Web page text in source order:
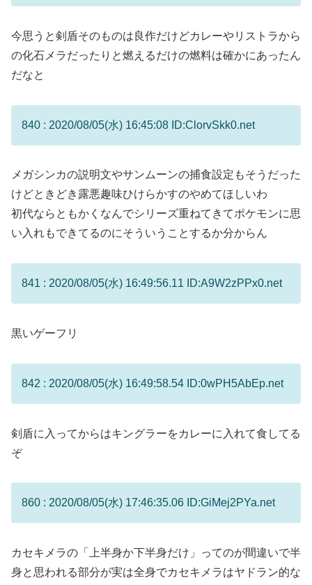
今思うと剣盾そのものは良作だけどカレーやリストラから
の化石メラだったりと燃えるだけの燃料は確かにあったん
だなと
840 : 2020/08/05(水) 16:45:08 ID:ClorvSkk0.net
メガシンカの説明文やサンムーンの捕食設定もそうだった
けどときどき露悪趣味ひけらかすのやめてほしいわ
初代ならともかくなんでシリーズ重ねてきてポケモンに思
い入れもできてるのにそういうことするか分からん
841 : 2020/08/05(水) 16:49:56.11 ID:A9W2zPPx0.net
黒いゲーフリ
842 : 2020/08/05(水) 16:49:58.54 ID:0wPH5AbEp.net
剣盾に入ってからはキングラーをカレーに入れて食してる
ぞ
860 : 2020/08/05(水) 17:46:35.06 ID:GiMej2PYa.net
カセキメラの「上半身か下半身だけ」ってのが間違いで半
身と思われる部分が実は全身でカセキメラはヤドラン的な